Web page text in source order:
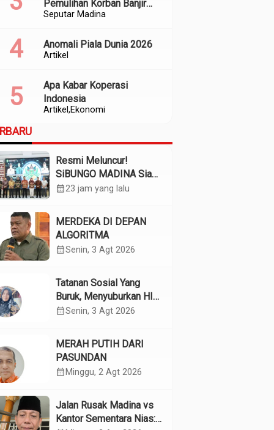
Seputar Madina
Pemulihan Korban Banjir
dan Longsor di Kabupaten
Artikel
Anomali Piala Dunia 2026
Artikel Ekonomi
Apa Kabar Koperasi
Indonesia
Resmi Meluncur!
SiBUNGO MADINA Siap
Optimalkan Pendapatan
calendar_month23 jam yang lalu
MERDEKA DI DEPAN
ALGORITMA
calendar_monthSenin, 3 Agt 2026
Tatanan Sosial Yang
Buruk, Menyuburkan HIV
Pada Remaja
calendar_monthSenin, 3 Agt 2026
MERAH PUTIH DARI
PASUNDAN
calendar_month Minggu, 2 Agt 2026
Jalan Rusak Madina vs
Kantor Sementara Nias: